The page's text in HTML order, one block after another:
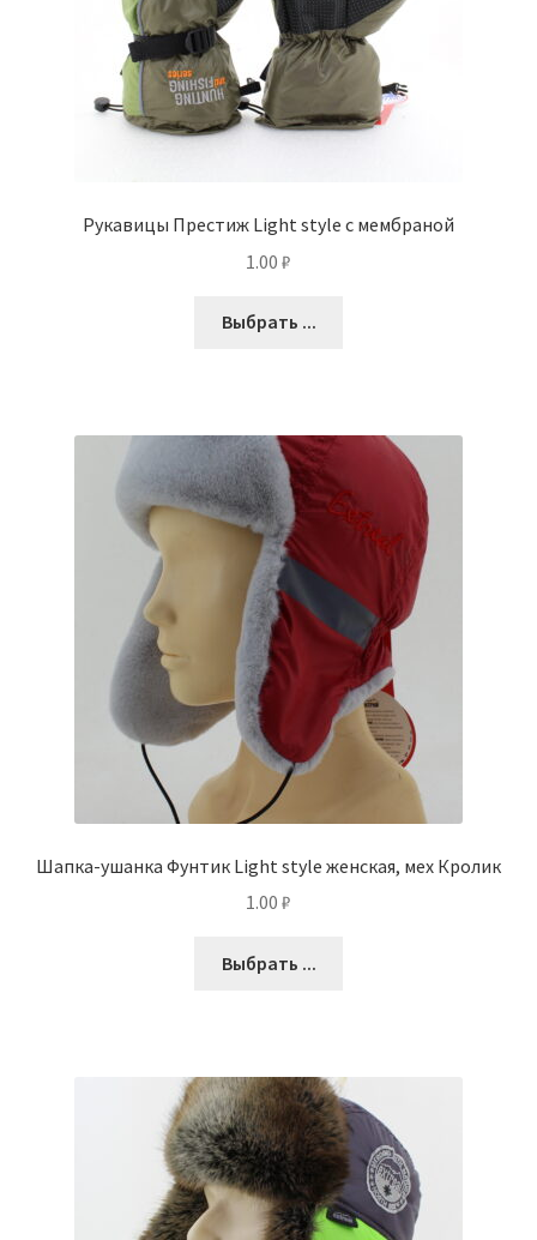
Рукавицы Престиж Light style с мембраной
1.00 ₽
Выбрать ...
Шапка-ушанка Фунтик Light style женская, мех Кролик
1.00 ₽
Выбрать ...